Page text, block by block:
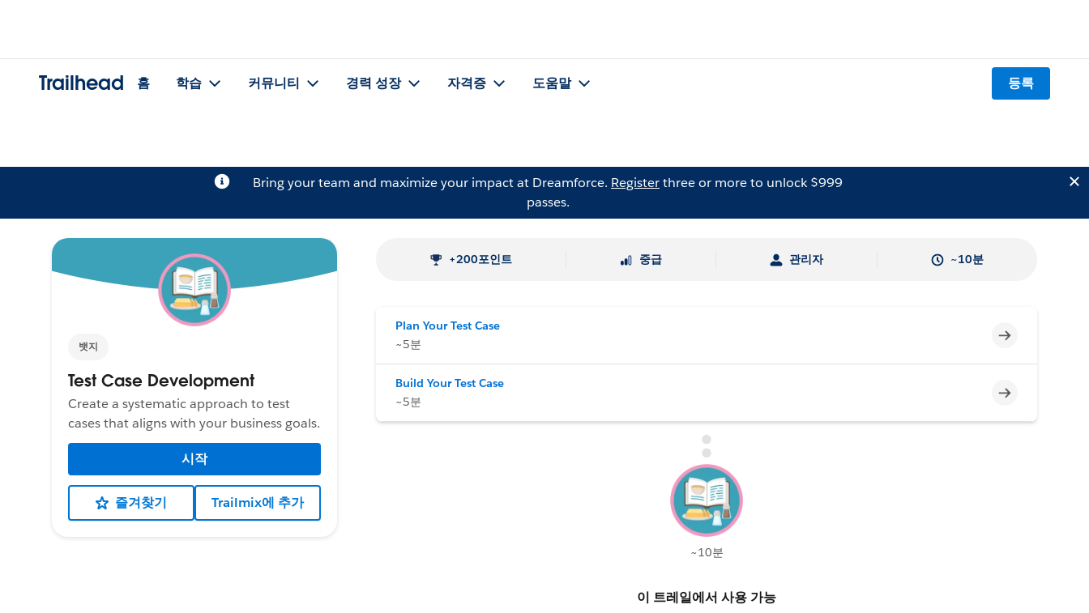
Trailhead 홈 학습 커뮤니티 경력 성장 자격증 도움말 등록
Bring your team and maximize your impact at Dreamforce. Registerthree or more to unlock $999
passes.
뱃지
Test Case Development
Create a systematic approach to test
cases that aligns with your business goals.
시작
즐겨찾기 Trailmix에 추가
+200포인트 중급 관리자 ~10분
Plan Your Test Case
~5분
미완료
Build Your Test Case
~5분
미완료
~10분
이 트레일에서 사용 가능